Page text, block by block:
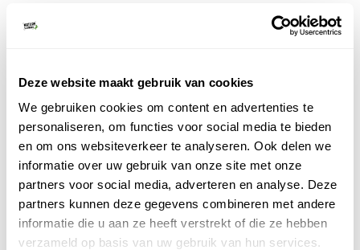
Deze website maakt gebruik van cookies
We gebruiken cookies om content en advertenties te
personaliseren, om functies voor social media te bieden
en om ons websiteverkeer te analyseren. Ook delen we
informatie over uw gebruik van onze site met onze
partners voor social media, adverteren en analyse. Deze
partners kunnen deze gegevens combineren met andere
informatie die u aan ze heeft verstrekt of die ze hebben
verzameld op basis van uw gebruik van hun services.
Voor de meest avontuurlijke kids is een reis naar Alaska
een droom: ga kajakken op heldere rivieren, spot
fotografeer walvissen tijdens een boottocht. Alles over
rondreis in Alaska
5. De bossen in met het gezin
Minder bekend zijn de staten in het centrale deel van
Amerika. Toch liggen hier super toffe bestemmingen
om met het gezin te vertoeven. Wat dacht je van de
uitgestrekte bossen vanGreat Smoky Mountains?
Overnacht in een houten huisje en zie de dieren vanuit